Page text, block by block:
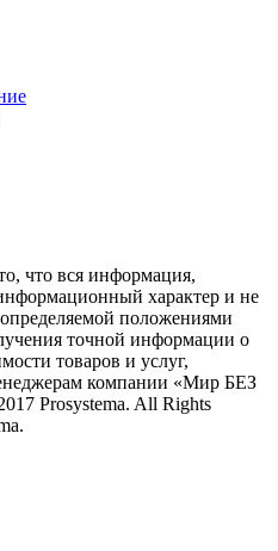
что вся информация,
характер и не
положениями
точной информации о
товаров и услуг,
компании «Мир БЕЗ
Prosystema. All Rights